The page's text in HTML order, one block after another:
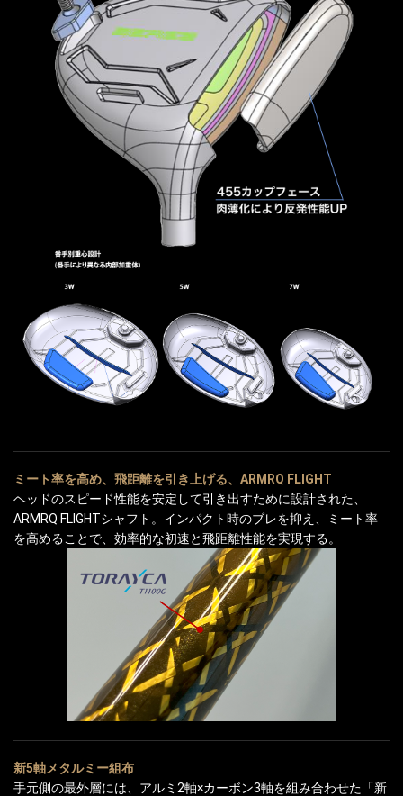
ミート率を高め、飛距離を引き上げる、ARMRQ FLIGHT
ヘッドのスピード性能を安定して引き出すために設計された、
ARMRQ FLIGHTシャフト。インパクト時のブレを抑え、ミート率
を高めることで、効率的な初速と飛距離性能を実現する。
新5軸メタルミー組布
手元側の最外層には、アルミ2軸×カーボン3軸を組み合わせた「新